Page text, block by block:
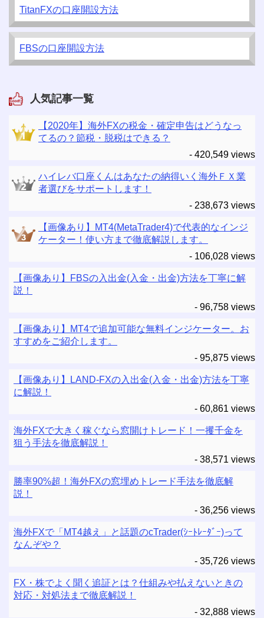
TitanFXの口座開設方法
FBSの口座開設方法
人気記事一覧
【2020年】海外FXの税金・確定申告はどうなっ
てるの？節税・脱税はできる？
- 420,549 views
ハイレバ口座くんはあなたの納得いく海外ＦＸ業
者選びをサポートします！
- 238,673 views
【画像あり】MT4(MetaTrader4)で代表的なインジ
ケーター！使い方まで徹底解説します。
- 106,028 views
【画像あり】FBSの入出金(入金・出金)方法を丁寧に解
説！
- 96,758 views
【画像あり】MT4で追加可能な無料インジケーター。お
すすめをご紹介します。
- 95,875 views
【画像あり】LAND-FXの入出金(入金・出金)方法を丁寧
に解説！
- 60,861 views
海外FXで大きく稼ぐなら窓開けトレード！一攫千金を
狙う手法を徹底解説！
- 38,571 views
勝率90%超！海外FXの窓埋めトレード手法を徹底解
説！
- 36,256 views
海外FXで「MT4越え」と話題のcTrader(ｼｰﾄﾚｰﾀﾞｰ)って
なんぞや？
- 35,726 views
FX・株でよく聞く追証とは？仕組みや払えないときの
対応・対処法まで徹底解説！
- 32,888 views